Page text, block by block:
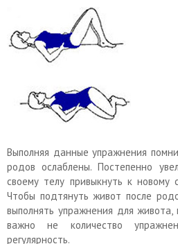
Выполняя данные упражнения
родов ослаблены. Постепенно
своему телу привыкнуть к новому
Чтобы подтянуть живот после
выполнять упражнения для
важно не количество
регулярность.